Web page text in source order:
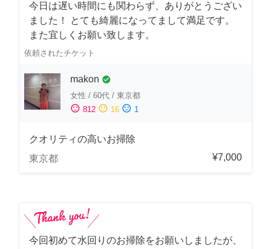
今日は遅い時間にも関わらず、ありがとうござい
ました！ とても綺麗になってまして満足です。
また宜しくお願い致します。
依頼されたチケット
makon check_circle
女性 / 60代 / 東京都
sentiment_satisfied 812 sentiment_neutral 16 sentiment_dissatisfied 1
クオリティの高いお掃除
東京都
¥7,000
今回初めて水回りのお掃除をお願いしましたが、